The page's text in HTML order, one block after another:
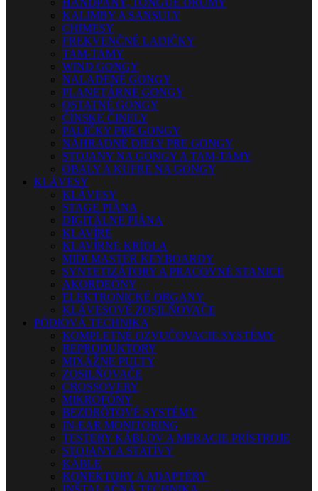
HANDPANY, TONGUE DRUMY
KALIMBY A SANSULY
CHIMESY
FREKVENČNÉ LADIČKY
TAM-TAMY
WIND GONGY
NALADENÉ GONGY
PLANETÁRNE GONGY
OSTATNÉ GONGY
ČÍNSKE ČINELY
PALIČKY PRE GONGY
NÁHRADNÉ DIELY PRE GONGY
STOJANY NA GONGY A TAM-TAMY
OBALY A KUFRE NA GONGY
KLÁVESY
KLÁVESY
STAGE PIÁNA
DIGITÁLNE PIÁNA
KLAVÍRE
KLAVÍRNE KRÍDLA
MIDI MASTER KEYBOARDY
SYNTETIZÁTORY A PRACOVNÉ STANICE
AKORDEÓNY
ELEKTRONICKÉ ORGANY
KLÁVESOVÉ ZOSILŇOVAČE
PÓDIOVÁ TECHNIKA
KOMPLETNÉ OZVUČOVACIE SYSTÉMY
REPRODUKTORY
MIXÁŽNE PULTY
ZOSILŇOVAČE
CROSSOVERY
MIKROFÓNY
BEZDRÔTOVÉ SYSTÉMY
IN-EAR MONITORING
TESTERY KÁBLOV A MERACIE PRÍSTROJE
STOJANY A STATÍVY
KÁBLE
KONEKTORY A ADAPTÉRY